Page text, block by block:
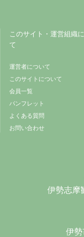
このサイト・運営組織
て
運営者について
このサイトについて
会員一覧
パンフレット
よくある質問
お問い合わせ
伊勢志摩
伊